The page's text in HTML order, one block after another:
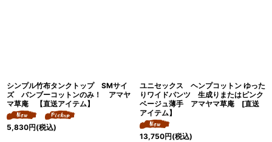
シンプル竹布タンクトップ SMサイ
ズ バンブーコットンのみ！ アマヤ
マ草庵 【直送アイテム】
5,830円(税込)
ユニセックス ヘンプコットン ゆった
りワイドパンツ 生成りまたはピンク
ベージュ薄手 アマヤマ草庵 [直送
アイテム】
13,750円(税込)